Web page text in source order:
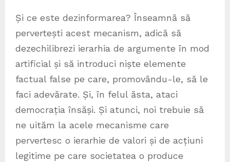
Și ce este dezinformarea? Înseamnă să
pervertești acest mecanism, adică să
dezechilibrezi ierarhia de argumente în mod
artificial și să introduci niște elemente
factual false pe care, promovându-le, să le
faci adevărate. Și, în felul ăsta, ataci
democrația însăși. Și atunci, noi trebuie să
ne uităm la acele mecanisme care
pervertesc o ierarhie de valori și de acțiuni
legitime pe care societatea o produce